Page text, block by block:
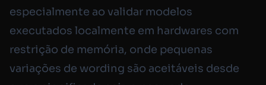
especialmente ao validar modelos
executados localmente em hardwares com
restrição de memória, onde pequenas
variações de wording são aceitáveis desde